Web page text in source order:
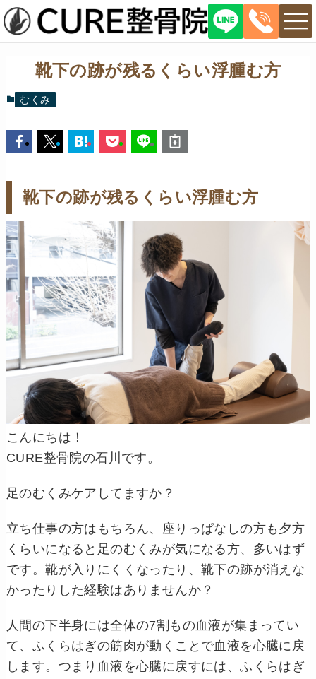
靴下の跡が残るくらい浮腫む方
むくみ
靴下の跡が残るくらい浮腫む方
こんにちは！
CURE整骨院の石川です。
足のむくみケアしてますか？
立ち仕事の方はもちろん、座りっぱなしの方も夕方
くらいになると足のむくみが気になる方、多いはず
です。靴が入りにくくなったり、靴下の跡が消えな
かったりした経験はありませんか？
人間の下半身には全体の7割もの血液が集まってい
て、ふくらはぎの筋肉が動くことで血液を心臓に戻
します。つまり血液を心臓に戻すには、ふくらはぎ